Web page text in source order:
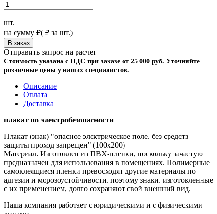
+
шт.
на сумму ₽( ₽ за шт.)
Отправить запрос на расчет
Стоимость указана с НДС при заказе от 25 000 руб. Уточняйте
розничные цены у наших специалистов.
Описание
Оплата
Доставка
плакат по электробезопасности
Плакат (знак) "опасное электрическое поле. без средств
защиты проход запрещен" (100х200)
Материал: Изготовлен из ПВХ-пленки, поскольку зачастую
предназначен для использования в помещениях. Полимерные
самоклеящиеся пленки превосходят другие материалы по
адгезии и морозоустойчивости, поэтому знаки, изготовленные
с их применением, долго сохраняют свой внешний вид.
Наша компания работает с юридическими и с физическими